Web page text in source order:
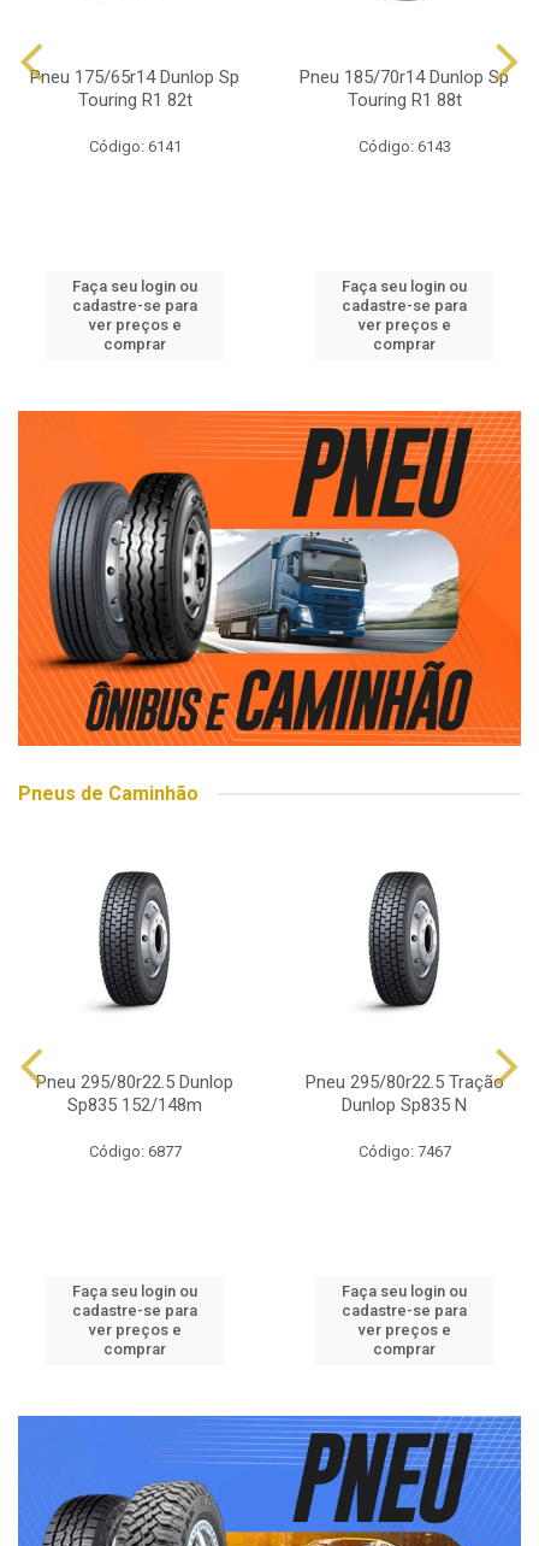
Pneu 175/65r14 Dunlop Sp
Touring R1 82t
Código: 6141
Faça seu login ou
cadastre-se para
ver preços e
comprar
Pneu 185/70r14 Dunlop Sp
Touring R1 88t
Código: 6143
Faça seu login ou
cadastre-se para
ver preços e
comprar
Pneus de Caminhão
Pneu 295/80r22.5 Dunlop
Sp835 152/148m
Código: 6877
Faça seu login ou
cadastre-se para
ver preços e
comprar
Pneu 295/80r22.5 Tração
Dunlop Sp835 N
Código: 7467
Faça seu login ou
cadastre-se para
ver preços e
comprar